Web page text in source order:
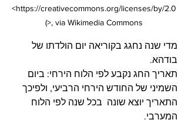
<https://creativecommons.org/licenses/by/2.0
>, via Wikimedia Commons)
מדי שנה נחגג בקוריאה יום הולדתו של
בודהא.
תאריך החג נקבע לפי הלוח הירחי: ביום
השמיני של החודש הירחי הרביעי, ולפיכך
התאריך יוצא שונה  בכל שנה לפי הלוח
המערבי.